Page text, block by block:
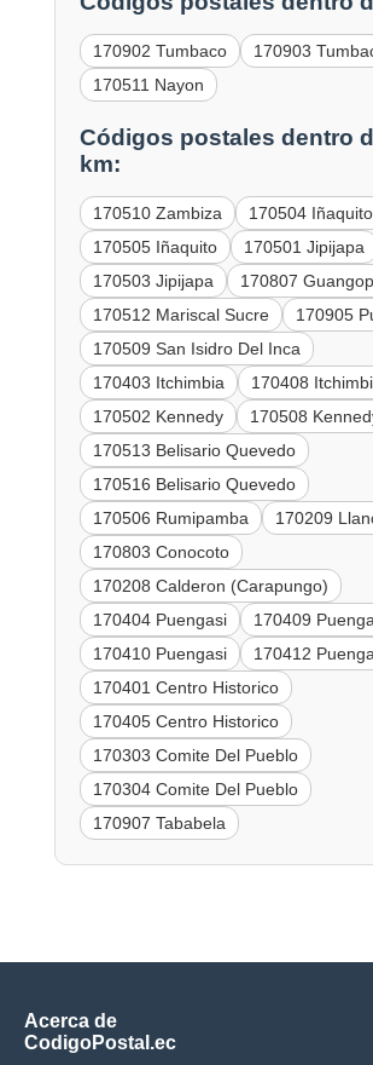
170902 Tumbaco
170903
170511 Nayon
Códigos postales dentro
km:
170510 Zambiza
170504 Iñaquito
170505 Iñaquito
170501 Jipijapa
170503 Jipijapa
170807
170512 Mariscal Sucre
170905
170509 San Isidro Del Inca
170403 Itchimbia
170408
170502 Kennedy
170508
170513 Belisario Quevedo
170516 Belisario Quevedo
170506 Rumipamba
170209
170803 Conocoto
170208 Calderon (Carapungo)
170404 Puengasi
170409
170410 Puengasi
170412
170401 Centro Historico
170405 Centro Historico
170303 Comite Del Pueblo
170304 Comite Del Pueblo
170907 Tababela
Acerca de
CodigoPostal.ec